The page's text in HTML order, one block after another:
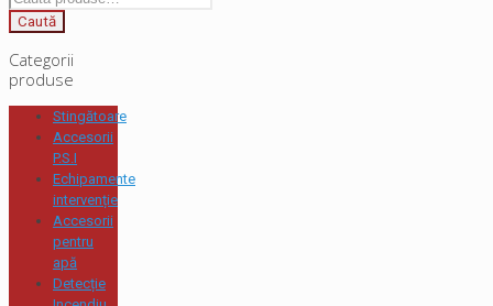
Caută
Categorii
produse
Stingătoare
Accesorii
P.S.I
Echipamente
intervenție
Accesorii
pentru
apă
Detecție